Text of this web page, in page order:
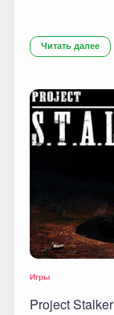
Читать далее
Игры
Project Stalker